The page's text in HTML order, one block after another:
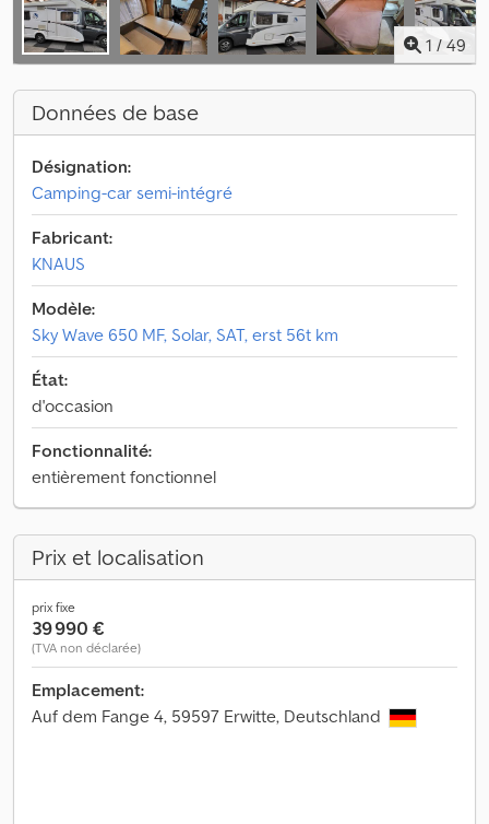
1 / 49
Données de base
Désignation:
Camping-car semi-intégré
Fabricant:
KNAUS
Modèle:
Sky Wave 650 MF, Solar, SAT, erst 56t km
État:
d'occasion
Fonctionnalité:
entièrement fonctionnel
Prix et localisation
prix fixe
39 990 €
(TVA non déclarée)
Emplacement:
Auf dem Fange 4, 59597 Erwitte, Deutschland